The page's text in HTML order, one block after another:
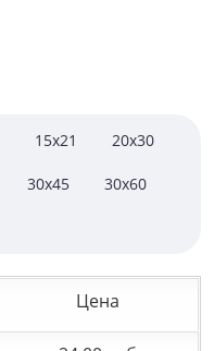
15x21 20x30
30x45 30x60
Цена